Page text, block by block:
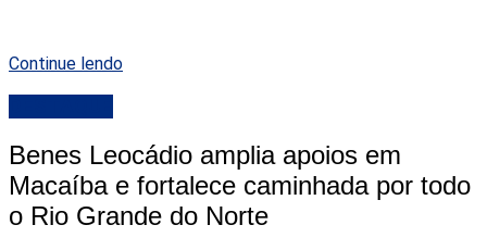
Continue lendo
Benes Leocádio amplia apoios em
Macaíba e fortalece caminhada por todo
o Rio Grande do Norte